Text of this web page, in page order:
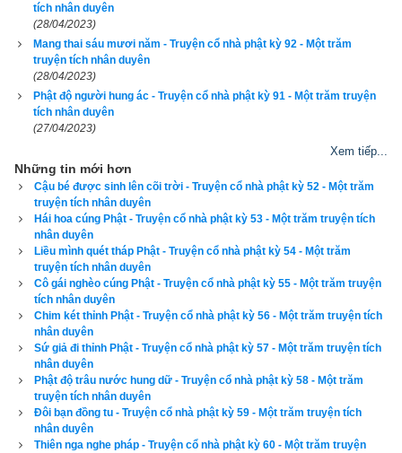
nhau đến xem. Do thần lực của Phật, rắn độc nằm trong bát
nhìn ra thấy dân chúng kéo đến xem, liền sinh tâm hổ thẹn,
trong đêm hôm đó trút bỏ thân rắn, thác sinh lên cõi trời Đao-
Khi sinh lên đó rồi, tự nghĩ rằng: “Ta đã tạo phước duyên gì
mà được sinh lên cõi trời này?” Nghĩ rồi liền tự quán sát, nhớ
lại nhân duyên đọa làm thân rắn độc, nhờ Phật cứu độ nên ác
nghiệp tiêu trừ được sinh lên cõi trời.
Vị thiên tử này liền hiện thân trang nghiêm, mang những
hương hoa, trân bảo của cõi trời mà đến chỗ Phật, lễ bái,
cúng dường rồi chấp tay đứng hầu sang một bên. Phật nhân
đó liền thuyết pháp cho nghe, khiến tâm ý được khai mở, đắc
quả Tu-đà-hoàn. Thiên tử liền đọc kệ tán thán Phật rằng:
Đức đại thánh cao siêu,
Công đức đều đầy đủ.
Soi sáng người mê tối,
tích nhân duyên
(28/04/2023)
Mang thai sáu mươi năm - Truyện cổ nhà phật kỳ 92 - Một trăm
truyện tích nhân duyên
(28/04/2023)
Phật độ người hung ác - Truyện cổ nhà phật kỳ 91 - Một trăm truyện
tích nhân duyên
(27/04/2023)
Xem tiếp...
Những tin mới hơn
Cậu bé được sinh lên cõi trời - Truyện cổ nhà phật kỳ 52 - Một trăm
truyện tích nhân duyên
Hái hoa cúng Phật - Truyện cổ nhà phật kỳ 53 - Một trăm truyện tích
nhân duyên
Liều mình quét tháp Phật - Truyện cổ nhà phật kỳ 54 - Một trăm
truyện tích nhân duyên
Cô gái nghèo cúng Phật - Truyện cổ nhà phật kỳ 55 - Một trăm truyện
tích nhân duyên
Chim két thỉnh Phật - Truyện cổ nhà phật kỳ 56 - Một trăm truyện tích
nhân duyên
Sứ giả đi thỉnh Phật - Truyện cổ nhà phật kỳ 57 - Một trăm truyện tích
nhân duyên
Phật độ trâu nước hung dữ - Truyện cổ nhà phật kỳ 58 - Một trăm
truyện tích nhân duyên
Đôi bạn đồng tu - Truyện cổ nhà phật kỳ 59 - Một trăm truyện tích
nhân duyên
Thiên nga nghe pháp - Truyện cổ nhà phật kỳ 60 - Một trăm truyện